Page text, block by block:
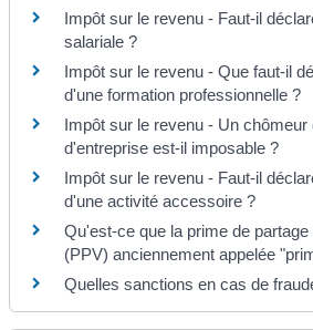
Impôt sur le revenu - Faut-il
salariale ?
Impôt sur le revenu - Que faut-il
d'une formation professionnelle ?
Impôt sur le revenu - Un chômeur
d'entreprise est-il imposable ?
Impôt sur le revenu - Faut-il
d'une activité accessoire ?
Qu'est-ce que la prime de partage
(PPV) anciennement appelée
Quelles sanctions en cas de